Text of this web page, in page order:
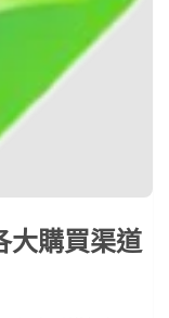
大購買渠道